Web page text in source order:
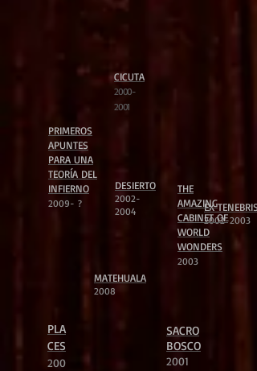
PRIMEROS
APUNTES
PARA UNA
TEORÍA DEL
INFIERNO
2009- ? EX TENEBRIS
2002-2003
CICUTA
2000-
2001
DESIERTO
2002-
2004
THE
AMAZING
CABINETOF
WORLD
WONDERS
2003
PLA
CES
200
MATEHUALA
2008
SACRO
BOSCO
2001